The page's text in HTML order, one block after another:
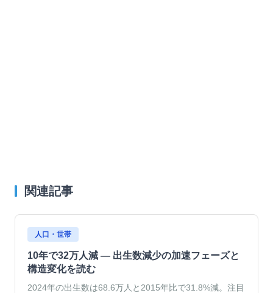
関連記事
人口・世帯
10年で32万人減 — 出生数減少の加速フェーズと
構造変化を読む
2024年の出生数は68.6万人と2015年比で31.8%減。注目